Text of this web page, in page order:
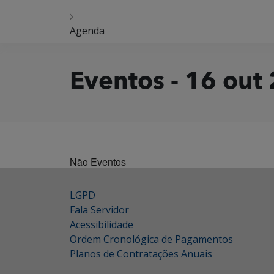
Agenda
Eventos - 16 out
Não Eventos
LGPD
Fala Servidor
Acessibilidade
Ordem Cronológica de Pagamentos
Planos de Contratações Anuais